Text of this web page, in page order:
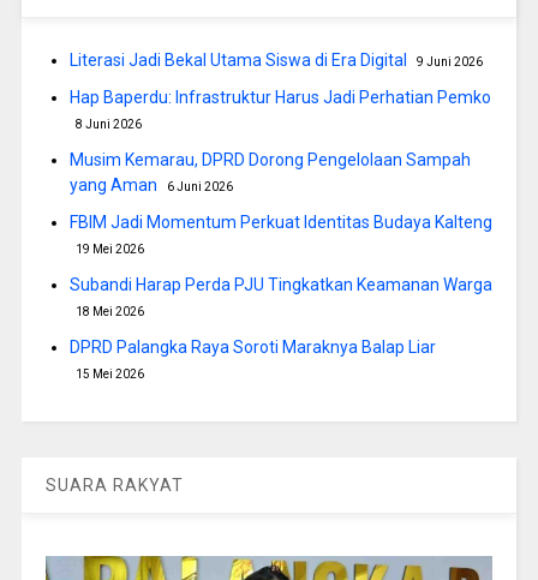
Literasi Jadi Bekal Utama Siswa di Era Digital 9 Juni 2026
Hap Baperdu: Infrastruktur Harus Jadi Perhatian Pemko
8 Juni 2026
Musim Kemarau, DPRD Dorong Pengelolaan Sampah
yang Aman
6 Juni 2026
FBIM Jadi Momentum Perkuat Identitas Budaya Kalteng
19 Mei 2026
Subandi Harap Perda PJU Tingkatkan Keamanan Warga
18 Mei 2026
DPRD Palangka Raya Soroti Maraknya Balap Liar
15 Mei 2026
SUARA RAKYAT